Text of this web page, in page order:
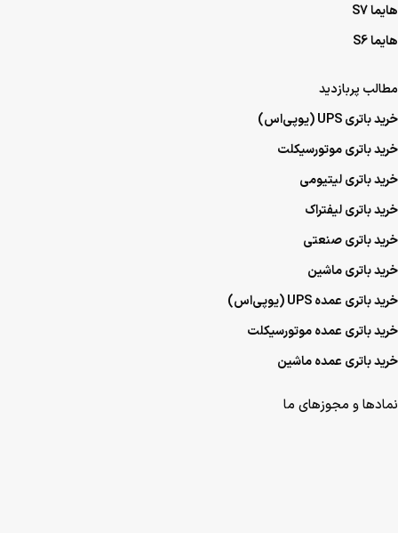
هایما S7
هایما S6
مطالب پربازدید
خرید باتری UPS (یو‌پی‌اس)
خرید باتری موتورسیکلت
خرید باتری لیتیومی
خرید باتری لیفتراک
خرید باتری صنعتی
خرید باتری ماشین
خرید باتری عمده UPS (یو‌پی‌اس)
خرید باتری عمده موتورسیکلت
خرید باتری عمده ماشین
نمادها و مجوزهای ما